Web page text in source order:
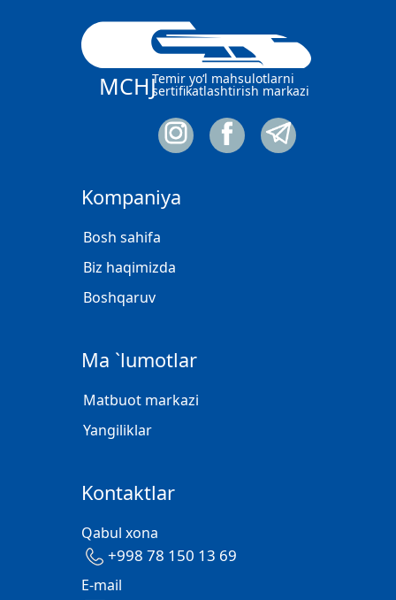
MCHJTemir yo‘l mahsulotlarni
sertifikatlashtirish markazi
Kompaniya
Bosh sahifa
Biz haqimizda
Boshqaruv
Ma `lumotlar
Matbuot markazi
Yangiliklar
Kontaktlar
Qabul xona
+998 78 150 13 69
E-mail